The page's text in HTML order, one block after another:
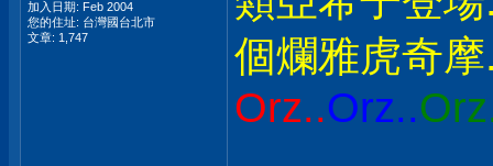
加入日期: Feb 2004
您的住址: 台灣國台北市
文章: 1,747
個爛雅虎奇
Orz..Orz..